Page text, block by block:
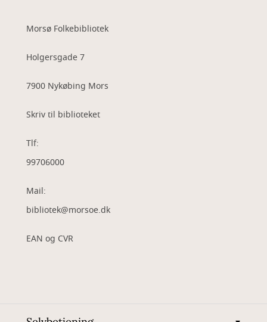
Morsø Folkebibliotek
Holgersgade 7
7900 Nykøbing Mors
Skriv til biblioteket
Tlf:
99706000
Mail:
bibliotek@morsoe.dk
EAN og CVR